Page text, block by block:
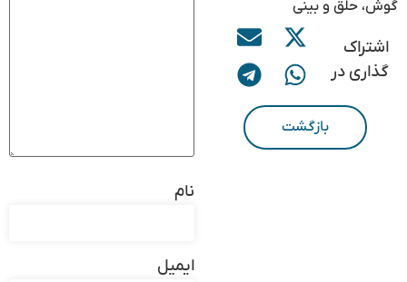
گوش، حلق و بینی
اشتراک
گذاری در
بازگشت
نام
ایمیل